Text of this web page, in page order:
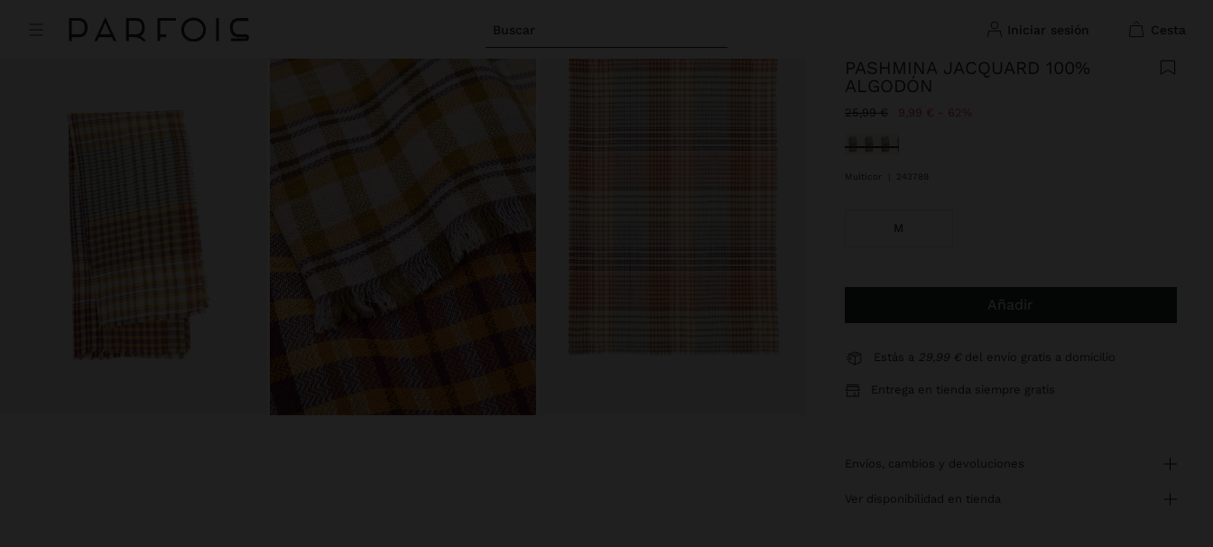
Buscar iniciar sesión cesta
PASHMINA JACQUARD 100%
ALGODÓN
Precio rebajado de
25,99 €A 9,99 € 62%
Seleccionado
Multicor 243789
M
Añadir
Estás a 29,99 € del envío gratis a domicilio
Entrega en tienda siempre gratis
envíos, cambios y devoluciones
ver disponibilidad en tienda